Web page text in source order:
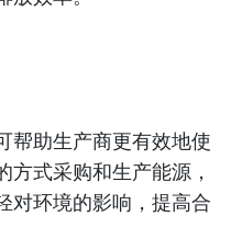
帮助生产商更有效地使
方式采购和生产能源，
对环境的影响，提高合